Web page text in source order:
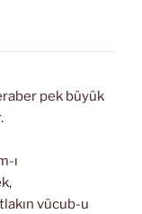
pek büyük
ı
vücub-u